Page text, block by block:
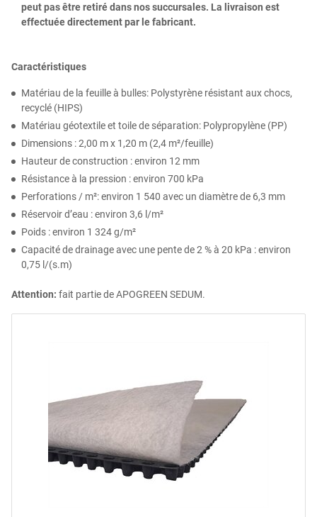
peut pas être retiré dans nos succursales. La livraison est
effectuée directement par le fabricant.
Caractéristiques
Matériau de la feuille à bulles: Polystyrène résistant aux chocs,
recyclé (HIPS)
Matériau géotextile et toile de séparation: Polypropylène (PP)
Dimensions : 2,00 m x 1,20 m (2,4 m²/feuille)
Hauteur de construction : environ 12 mm
Résistance à la pression : environ 700 kPa
Perforations / m²: environ 1 540 avec un diamètre de 6,3 mm
Réservoir d’eau : environ 3,6 l/m²
Poids : environ 1 324 g/m²
Capacité de drainage avec une pente de 2 % à 20 kPa : environ
0,75 l/(s.m)
Attention: fait partie de APOGREEN SEDUM.